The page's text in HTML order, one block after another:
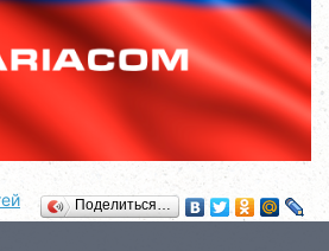
Поделиться…